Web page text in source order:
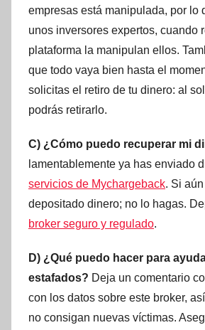
empresas está manipulada, por lo
unos inversores expertos, cuando
plataforma la manipulan ellos.
que todo vaya bien hasta el
solicitas el retiro de tu dinero: al
podrás retirarlo.
C) ¿Cómo puedo recuperar mi
lamentablemente ya has enviado
servicios de Mychargeback. Si
depositado dinero; no lo hagas.
broker seguro y regulado.
D) ¿Qué puedo hacer para
estafados? Deja un comentario
con los datos sobre este broker,
no consigan nuevas víctimas.